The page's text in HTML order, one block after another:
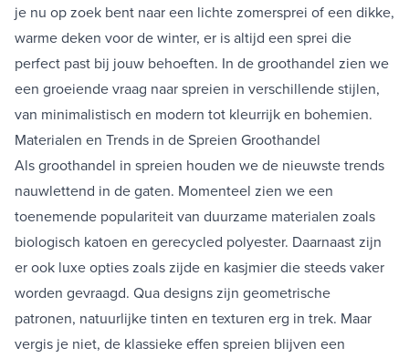
je nu op zoek bent naar een lichte zomersprei of een dikke,
warme deken voor de winter, er is altijd een sprei die
perfect past bij jouw behoeften. In de groothandel zien we
een groeiende vraag naar spreien in verschillende stijlen,
van minimalistisch en modern tot kleurrijk en bohemien.
Materialen en Trends in de Spreien Groothandel
Als groothandel in spreien houden we de nieuwste trends
nauwlettend in de gaten. Momenteel zien we een
toenemende populariteit van duurzame materialen zoals
biologisch katoen en gerecycled polyester. Daarnaast zijn
er ook luxe opties zoals zijde en kasjmier die steeds vaker
worden gevraagd. Qua designs zijn geometrische
patronen, natuurlijke tinten en texturen erg in trek. Maar
vergis je niet, de klassieke effen spreien blijven een